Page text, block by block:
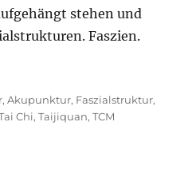
stehen und
Faszien.
,Akupunktur, Faszialstruktur,
Chi,Taijiquan,TCM